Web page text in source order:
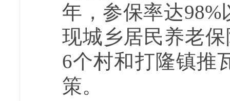
年，参保率达98%
现城乡居民养老
6个村和打隆镇推
策。